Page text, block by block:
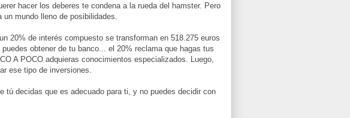
hacer los deberes te condena a la rueda del hamster. Pero
mundo lleno de posibilidades.
20% de interés compuesto se transforman en 518.275 euros
obtener de tu banco... el 20% reclama que hagas tus
A POCO adquieras conocimientos especializados. Luego,
ese tipo de inversiones.
tú decidas que es adecuado para ti, y no puedes decidir con